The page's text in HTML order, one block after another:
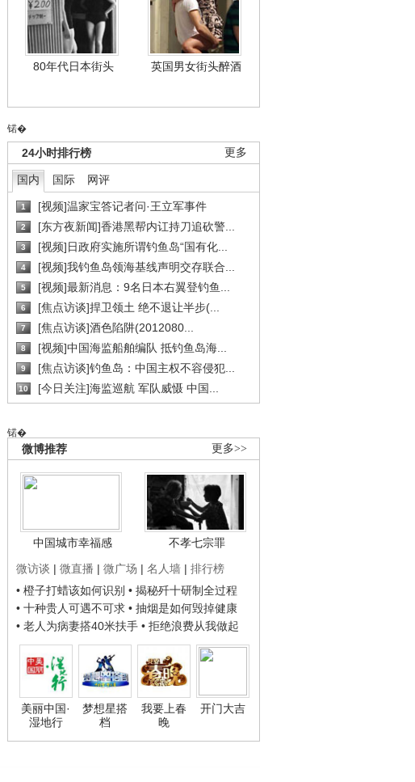
80年代日本街头 英国男女街头醉酒
锘�
更多
24小时排行榜
国内 国际 网评
1 [视频]温家宝答记者问·王立军事件
2 [东方夜新闻]香港黑帮内讧持刀追砍警...
3 [视频]日政府实施所谓钓鱼岛“国有化...
4 [视频]我钓鱼岛领海基线声明交存联合...
5 [视频]最新消息：9名日本右翼登钓鱼...
6 [焦点访谈]捍卫领土 绝不退让半步(...
7 [焦点访谈]酒色陷阱(2012080...
8 [视频]中国海监船舶编队 抵钓鱼岛海...
9 [焦点访谈]钓鱼岛：中国主权不容侵犯...
10 [今日关注]海监巡航 军队威慑 中国...
锘�
更多>>
微博推荐
中国城市幸福感
不孝七宗罪
微访谈 | 微直播 | 微广场 | 名人墙 | 排行榜
• 橙子打蜡该如何识别 • 揭秘歼十研制全过程
• 十种贵人可遇不可求 • 抽烟是如何毁掉健康
• 老人为病妻搭40米扶手 • 拒绝浪费从我做起
美丽中国·
湿地行
梦想星搭
档
我要上春
晚
开门大吉